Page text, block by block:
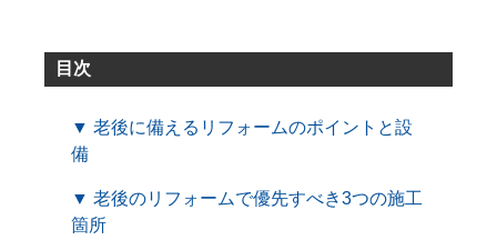
目次
▼ 老後に備えるリフォームのポイントと設
備
▼ 老後のリフォームで優先すべき3つの施工
箇所